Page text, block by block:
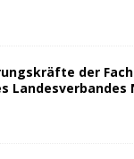
der
Landesverbandes